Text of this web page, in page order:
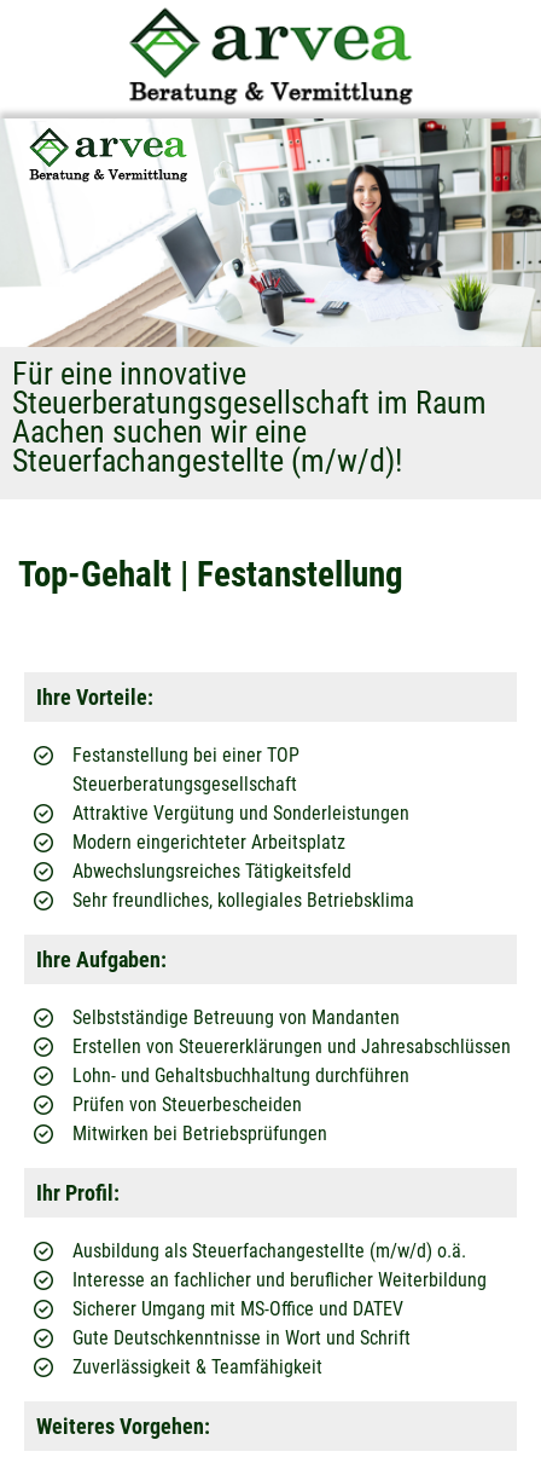
Für eine innovative
Steuerberatungsgesellschaft im Raum
Aachen suchen wir eine
Steuerfachangestellte (m/w/d)!
Top-Gehalt | Festanstellung
Ihre Vorteile:
Festanstellung bei einer TOP
Steuerberatungsgesellschaft
Attraktive Vergütung und Sonderleistungen
Modern eingerichteter Arbeitsplatz
Abwechslungsreiches Tätigkeitsfeld
Sehr freundliches, kollegiales Betriebsklima
Ihre Aufgaben:
Selbstständige Betreuung von Mandanten
Erstellen von Steuererklärungen und Jahresabschlüssen
Lohn- und Gehaltsbuchhaltung durchführen
Prüfen von Steuerbescheiden
Mitwirken bei Betriebsprüfungen
Ihr Profil:
Ausbildung als Steuerfachangestellte (m/w/d) o.ä.
Interesse an fachlicher und beruflicher Weiterbildung
Sicherer Umgang mit MS-Office und DATEV
Gute Deutschkenntnisse in Wort und Schrift
Zuverlässigkeit & Teamfähigkeit
Weiteres Vorgehen: